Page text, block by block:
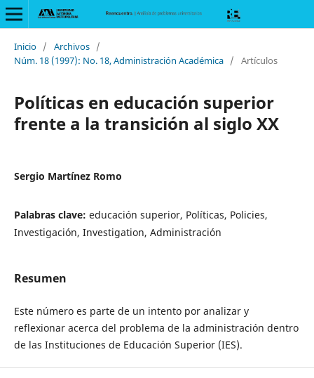
Inicio / Archivos /
Núm. 18 (1997): No. 18, Administración Académica / Artículos
Políticas en educación superior
frente a la transición al siglo XX
Sergio Martínez Romo
Palabras clave: educación superior, Políticas, Policies,
Investigación, Investigation, Administración
Resumen
Este número es parte de un intento por analizar y
reflexionar acerca del problema de la administración dentro
de las Instituciones de Educación Superior (IES).